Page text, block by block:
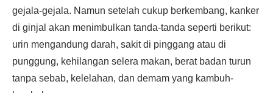
gejala-gejala. Namun setelah cukup berkembang, kanker
di ginjal akan menimbulkan tanda-tanda seperti berikut:
urin mengandung darah, sakit di pinggang atau di
punggung, kehilangan selera makan, berat badan turun
tanpa sebab, kelelahan, dan demam yang kambuh-